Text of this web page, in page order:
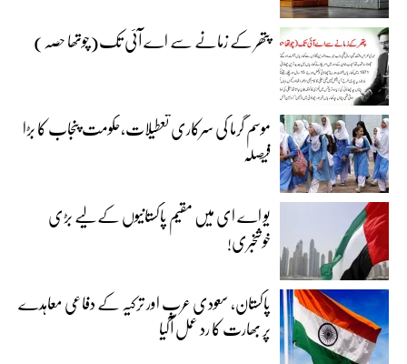
پتھر کے زمانے سے اے آئی تک(چوتھا حصہ)
موسم گرما کی سرکاری تعطیلات،حکومت پنجاب کا بڑا
فیصلہ
یو اے ای میں مقیم پاکستانیوں کے لیے بڑی
خوشخبری!
پاکستان، سعودی عرب اور ترکیہ کے دفاعی معاہدے
پر بھارت کا رد عمل آگیا